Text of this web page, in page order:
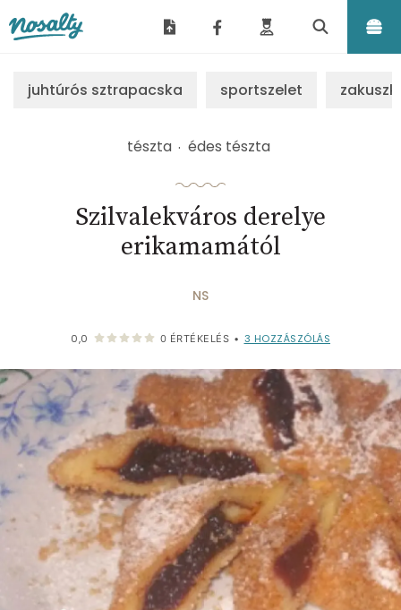
juhtúrós sztrapacska sportszelet
tészta édes tészta
Szilvalekváros derelye
erikamamától
NS
0,0 0 ÉRTÉKELÉS • 3 HOZZÁSZÓLÁS